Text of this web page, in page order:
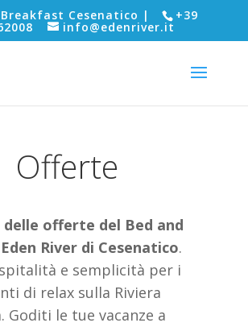
Cesenatico | +39
info@edenriver.it
Offerte
offerte del Bed and
River di Cesenatico.
e semplicità per i
di relax sulla Riviera
Goditi le tue vacanze a